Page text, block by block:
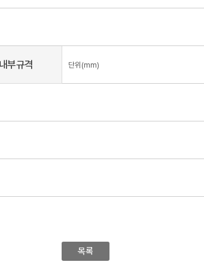
부규격 단위(mm)
목록